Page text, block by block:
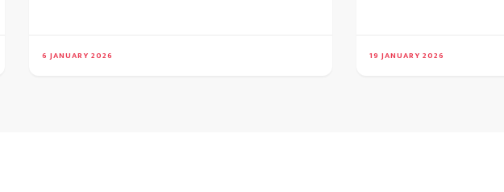
6 JANUARY 2026 19 JANUARY 2026